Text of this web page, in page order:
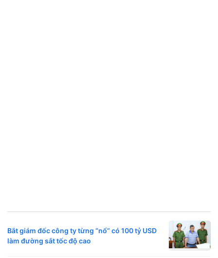
Bắt giám đốc công ty từng “nổ” có 100 tỷ USD
làm đường sắt tốc độ cao